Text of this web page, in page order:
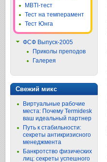
MBTI-тест
Тест на темперамент
Тест Юнга
ФСФ Выпуск-2005
Приколы преподов
Галерея
Свежий микс
Виртуальные рабочие
места: Почему Termidesk
ваш идеальный партнер
Путь к стабильности:
секреты антикризисного
менеджмента
Банкротство физических
лиц: секреты успешного